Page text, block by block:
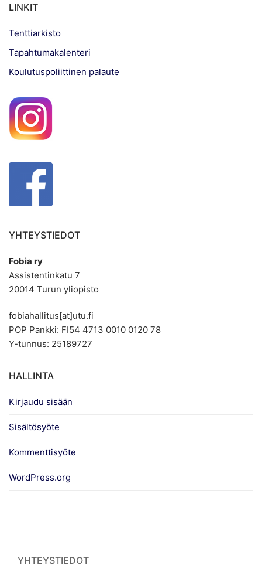
LINKIT
Tenttiarkisto
Tapahtumakalenteri
Koulutuspoliittinen palaute
YHTEYSTIEDOT
Fobia ry
Assistentinkatu 7
20014 Turun yliopisto
fobiahallitus[at]utu.fi
POP Pankki: FI54 4713 0010 0120 78
Y-tunnus: 25189727
HALLINTA
Kirjaudu sisään
Sisältösyöte
Kommenttisyöte
WordPress.org
YHTEYSTIEDOT